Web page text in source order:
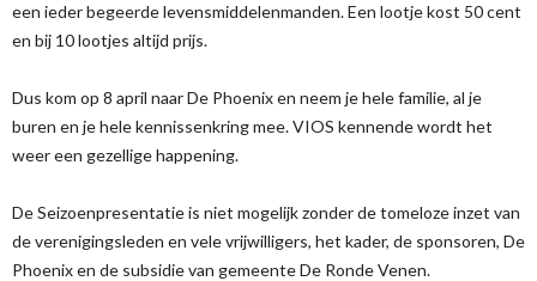
een ieder begeerde levensmiddelenmanden. Een lootje kost 50 cent
en bij 10 lootjes altijd prijs.
Dus kom op 8 april naar De Phoenix en neem je hele familie, al je
buren en je hele kennissenkring mee. VIOS kennende wordt het
weer een gezellige happening.
De Seizoenpresentatie is niet mogelijk zonder de tomeloze inzet van
de verenigingsleden en vele vrijwilligers, het kader, de sponsoren, De
Phoenix en de subsidie van gemeente De Ronde Venen.